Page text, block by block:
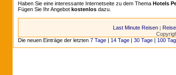
Haben Sie eine interessante Internetseite zu dem Thema Hotels
Fügen Sie Ihr Angebot kostenlos dazu.
Last Minute Reisen|
Die neuen Einträge der letzten 7 Tage | 14 Tage | 30 Tage | 100